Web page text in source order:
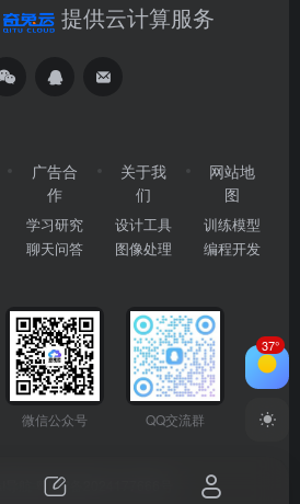
提供云计算服务
广告合
作
学习研究
聊天问答
关于我
们
设计工具
图像处理
网站地
图
训练模型
编程开发
微信公众号 QQ交流群
粤ICP备2024177666号
37°